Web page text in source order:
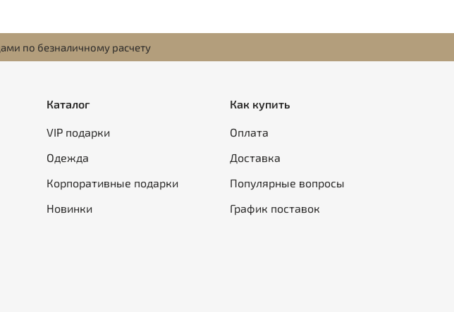
по безналичному расчету
Каталог
VIP подарки
Одежда
Корпоративные подарки
Новинки
Как купить
Оплата
Доставка
Популярные вопросы
График поставок